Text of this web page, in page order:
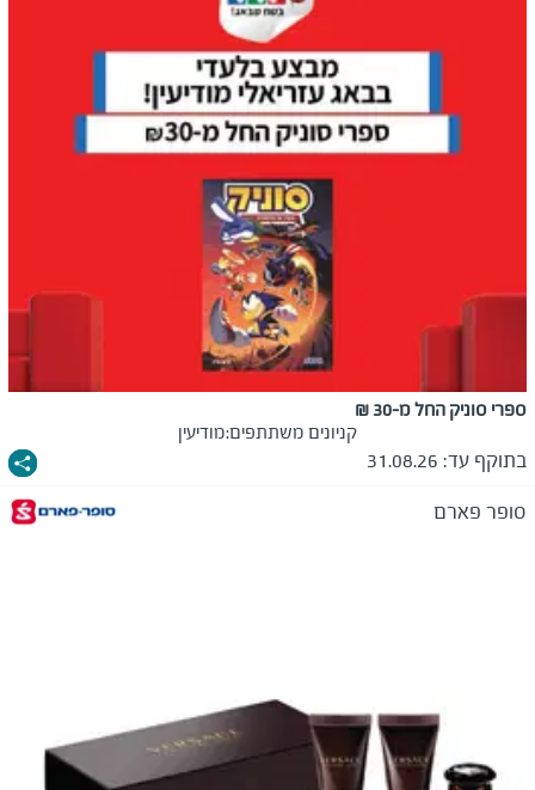
ספרי סוניק החל מ-30 ₪
קניונים משתתפים:מודיעין
בתוקף עד: 31.08.26
סופר פארם